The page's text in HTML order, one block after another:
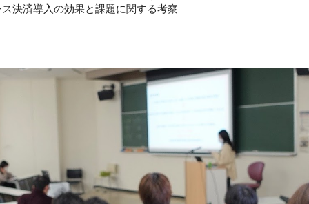
入の効果と課題に関する考察